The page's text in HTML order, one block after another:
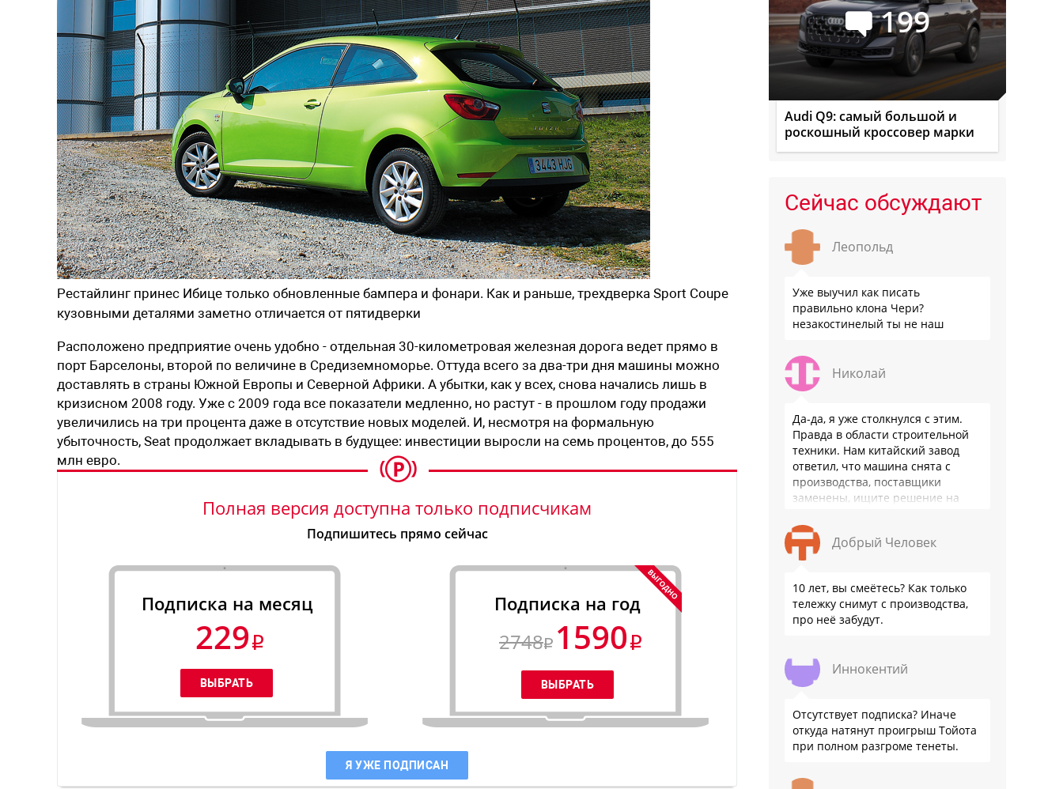
Рестайлинг принес Ибице только обновленные бампера и фонари. Как и раньше, трехдверка Sport Coupе
кузовными деталями заметно отличается от пятидверки
Расположено предприятие очень удобно - отдельная 30-километровая железная дорога ведет прямо в
порт Барселоны, второй по величине в Средиземноморье. Оттуда всего за два-три дня машины можно
доставлять в страны Южной Европы и Северной Африки. А убытки, как у всех, снова начались лишь в
кризисном 2008 году. Уже с 2009 года все показатели медленно, но растут - в прошлом году продажи
увеличились на три процента даже в отсутствие новых моделей. И, несмотря на формальную
убыточность, Seat продолжает вкладывать в будущее: инвестиции выросли на семь процентов, до 555
млн евро.
Полная версия доступна только подписчикам
Подпишитесь прямо сейчас
Подписка на месяц
229
Подписка на год
2748 1590
Я УЖЕ ПОДПИСАН
199
Audi Q9: самый большой и
роскошный кроссовер марки
Сейчас обсуждают
Леопольд
Уже выучил как писать
правильно клона Чери?
незакостинелый ты не наш
Николай
Да-да, я уже столкнулся с этим.
Правда в области строительной
техники. Нам китайский завод
ответил, что машина снята с
производства, поставщики
заменены, ищите решение на
официальном бланке …
Добрый Человек
10 лет, вы смеётесь? Как только
тележку снимут с производства,
про неё забудут.
Иннокентий
Отсутствует подписка? Иначе
откуда натянут проигрыш Тойота
при полном разгроме тенеты.